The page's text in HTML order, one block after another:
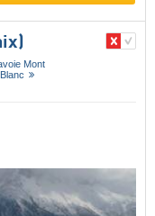
Mont